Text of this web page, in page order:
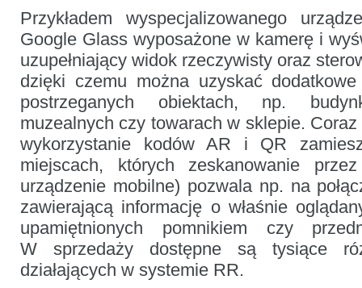
Przykładem wyspecjalizowanego
Google Glass wyposażone w kamerę i
uzupełniający widok rzeczywisty oraz
dzięki czemu można uzyskać
postrzeganych obiektach, np.
muzealnych czy towarach w sklepie.
wykorzystanie kodów AR i QR
miejscach, których zeskanowanie
urządzenie mobilne) pozwala np. na
zawierającą informację o właśnie
upamiętnionych pomnikiem czy
W sprzedaży dostępne są tysiące
działających w systemie RR.